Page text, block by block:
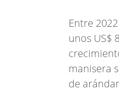
Entre
unos US$
manisera
de